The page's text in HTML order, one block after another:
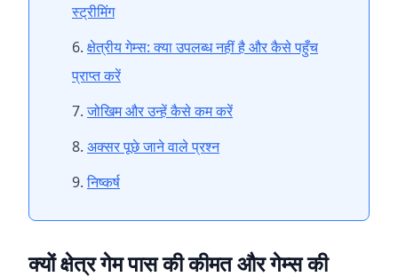
स्ट्रीमिंग
क्षेत्रीय गेम्स: क्या उपलब्ध नहीं है और कैसे पहुँच
प्राप्त करें
जोखिम और उन्हें कैसे कम करें
अक्सर पूछे जाने वाले प्रश्न
निष्कर्ष
क्यों क्षेत्र गेम पास की कीमत और गेम्स की